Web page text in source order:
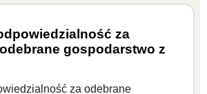
za
gospodarstwo z
za odebrane